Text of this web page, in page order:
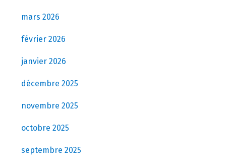
mars 2026
février 2026
janvier 2026
décembre 2025
novembre 2025
octobre 2025
septembre 2025